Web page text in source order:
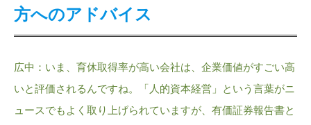
方へのアドバイス
広中：いま、育休取得率が高い会社は、企業価値がすごい高
いと評価されるんですね。「人的資本経営」という言葉がニ
ュースでもよく取り上げられていますが、有価証券報告書と